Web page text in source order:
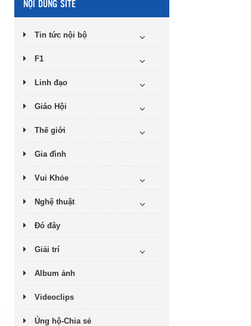
NỘI DUNG SITE
Tin tức nội bộ
F1
Linh đạo
Giáo Hội
Thế giới
Gia đình
Vui Khỏe
Nghệ thuật
Đó đây
Giải trí
Album ảnh
Videoclips
Ủng hộ-Chia sẻ